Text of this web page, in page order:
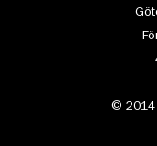
© 2014